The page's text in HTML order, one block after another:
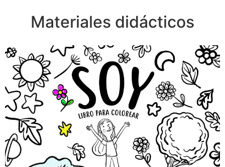
Materiales didácticos